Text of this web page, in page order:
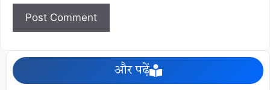
और पढ़ें